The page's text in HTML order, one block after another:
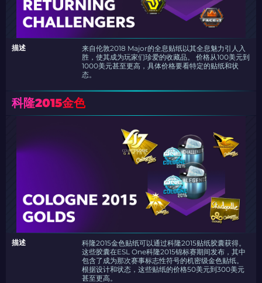
描述
来自伦敦2018 Major的全息贴纸以其全息魅力引人入
胜，使其成为玩家们珍爱的收藏品。 价格从100美元到
1000美元甚至更高，具体价格要看特定的贴纸和状
态。
科隆2015金色
描述
科隆2015金色贴纸可以通过科隆2015贴纸胶囊获得。
这些胶囊在ESL One科隆2015锦标赛期间发布，其中
包含了成为那次赛事标志性符号的机密级金色贴纸。
根据设计和状态，这些贴纸的价格50美元到300美元
甚至更高。